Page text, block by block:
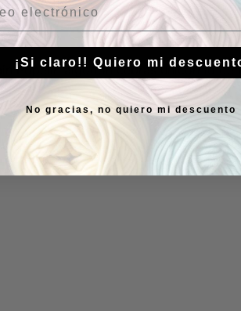
Popelín algodón cebras unicornio de
¡Si claro!! Quiero mi
No gracias, no quiero mi descuento